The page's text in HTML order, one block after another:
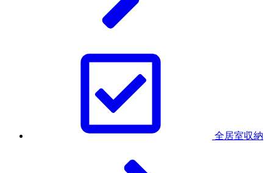
全居室収納